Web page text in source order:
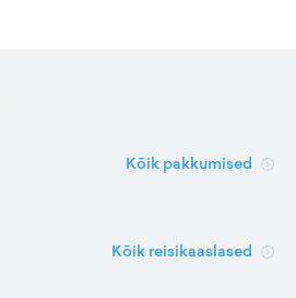
Kõik pakkumised
Kõik reisikaaslased